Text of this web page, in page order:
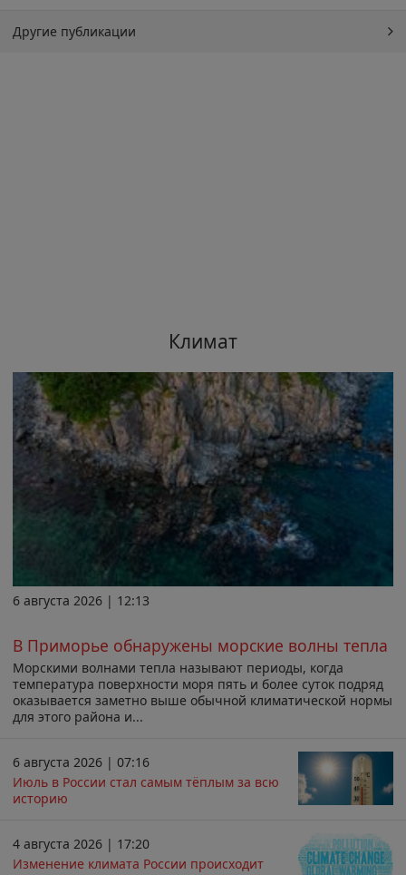
Другие публикации
Климат
6 августа 2026 | 12:13
В Приморье обнаружены морские волны тепла
Морскими волнами тепла называют периоды, когда
температура поверхности моря пять и более суток подряд
оказывается заметно выше обычной климатической нормы
для этого района и...
6 августа 2026 | 07:16
Июль в России стал самым тёплым за всю
историю
4 августа 2026 | 17:20
Изменение климата России происходит